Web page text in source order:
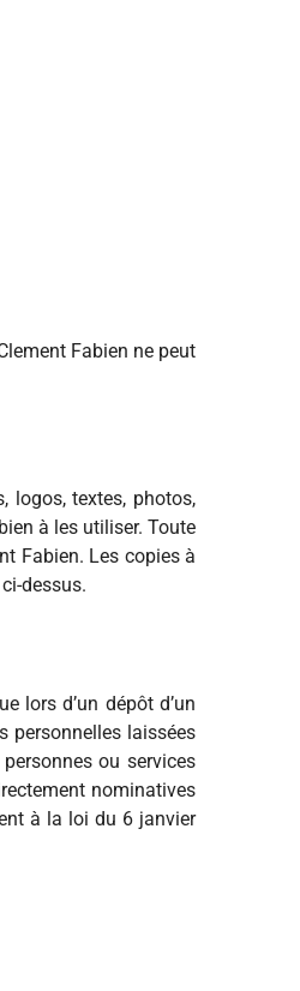
Fabien ne peut
logos, textes, photos,
à les utiliser. Toute
Fabien. Les copies à
dessus.
lors d’un dépôt d’un
personnelles laissées
ou services
nominatives
à la loi du 6 janvier